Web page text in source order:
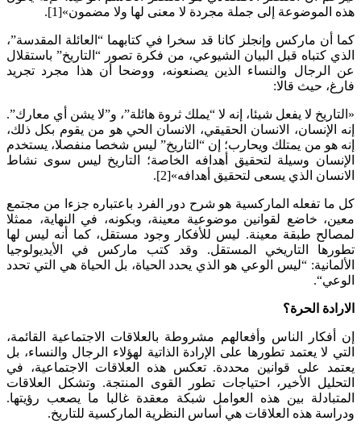
هذه الموضوعة إلى جملة مجردة لا معنى لها ولا مضمون»[1].
كما أن ماركس وإنجلز كانا قد سخرا في كتابهما “العائلة المقدسة”،
الذي كتباه قبل البيان الشيوعي، من فكرة تصور “التاريخ” باستقلال
عن الرجال والنساء الذين يصنعونه، ووضحا أن هذا مجرد تجريد
فارغ، حيث قالا:
«التاريخ لا يفعل شيئا، إنه لا “يملك ثروة هائلة”، و”لا يشن أي معارك”.
إنه الإنسان، الانسان الحقيقي، الانسان الحي هو من يقوم بكل ذلك،
إنه هو من يمتلك ويحارب؛ إن “التاريخ” ليس شخصا منفصلا، يستخدم
الإنسان وسيلة لتحقيق أهدافه الخاصة؛ التاريخ ليس سوى نشاط
الانسان الذي يسعى لتحقيق أهدافه»[2].
كل ما تفعله الماركسية هو شرح دور الفرد باعتباره جزءا من مجتمع
معين، خاضع لقوانين موضوعية معينة، وبكونه، في النهاية، ممثلا
لمصالح طبقة معينة. ليس للأفكار وجود مستقل، كما أنه ليس لها
تطورها التاريخي المستقل. وقد كتب ماركس في الأيديولوجيا
الألمانية: “ليس الوعي هو الذي يحدد الحياة، بل الحياة هي التي تحدد
الوعي“.
الارادة الحرة؟
إن أفكار الناس وأفعالهم مشروطة بالعلاقات الاجتماعية القائمة،
التي لا يعتمد تطورها على الإرادة الذاتية لهؤلاء الرجال والنساء، بل
يعتمد على قوانين محددة. تعكس هذه العلاقات الاجتماعية، في
التحليل الأخير، احتياجات تطور القوى المنتجة. وتشكل العلاقات
المتبادلة بين هذه العوامل شبكة معقدة غالبا ما يصعب رؤيتها.
ودراسة هذه العلاقات هي أساس النظرية الماركسية للتاريخ.